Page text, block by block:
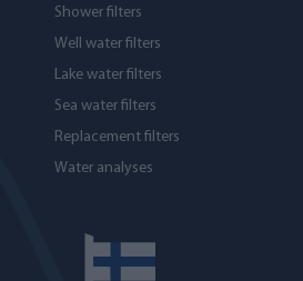
Shower filters
Well water filters
Lake water filters
Sea water filters
Replacement filters
Water analyses